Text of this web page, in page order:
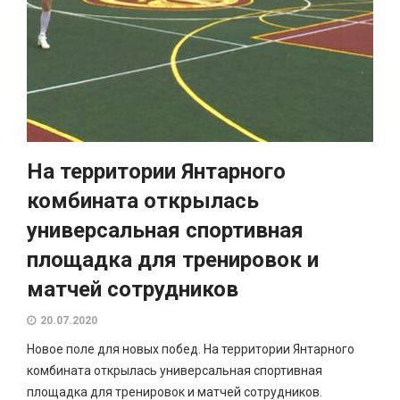
На территории Янтарного
комбината открылась
универсальная спортивная
площадка для тренировок и
матчей сотрудников
20.07.2020
Новое поле для новых побед. На территории Янтарного
комбината открылась универсальная спортивная
площадка для тренировок и матчей сотрудников.